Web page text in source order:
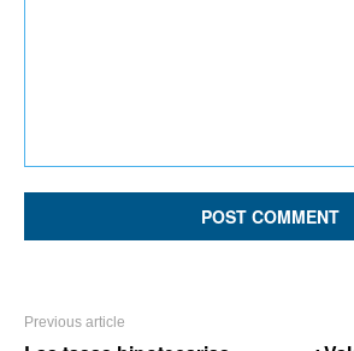
Previous article